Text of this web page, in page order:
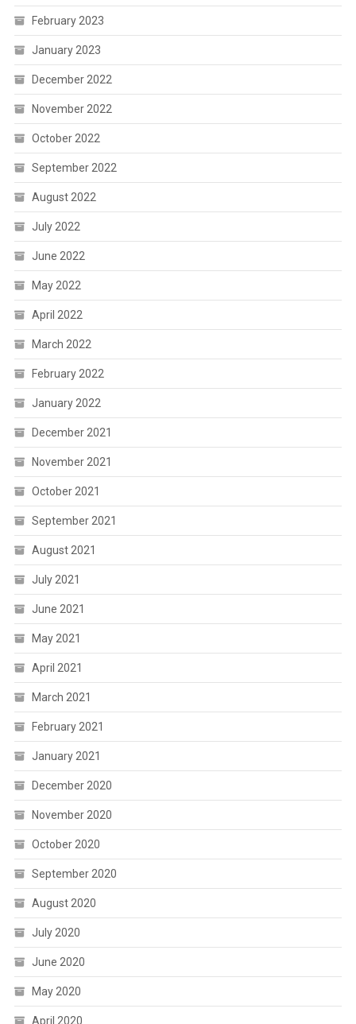
February 2023
January 2023
December 2022
November 2022
October 2022
September 2022
August 2022
July 2022
June 2022
May 2022
April 2022
March 2022
February 2022
January 2022
December 2021
November 2021
October 2021
September 2021
August 2021
July 2021
June 2021
May 2021
April 2021
March 2021
February 2021
January 2021
December 2020
November 2020
October 2020
September 2020
August 2020
July 2020
June 2020
May 2020
April 2020